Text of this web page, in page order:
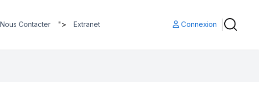
Nous Contacter "> Extranet Connexion